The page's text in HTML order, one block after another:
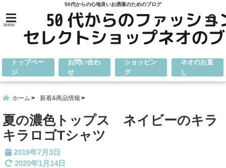
50代からの心地良いお洒落のためのブログ
menu
トップペー
ジ
お問い合わ
せ
ショッピン
グ
ネオのお直
し
ホーム 新着&商品情報
夏の濃色トップス ネイビーのキラ
キラロゴTシャツ
2019年7月3日
2020年1月14日